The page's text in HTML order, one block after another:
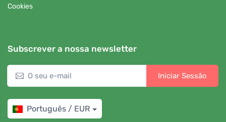
Cookies
Subscrever a nossa newsletter
Iniciar Sessão
Português / EUR